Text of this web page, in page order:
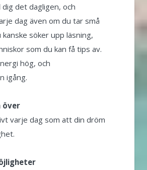
dig det dagligen, och
dag även om du tar små
söker upp läsning,
som du kan få tips av.
hög, och
igång.
över
varje dag som att din dröm